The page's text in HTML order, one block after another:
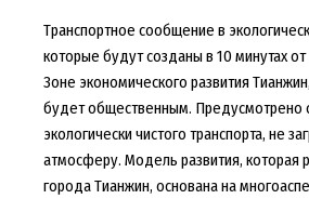
Транспортное сообщение в
которые будут созданы в 10 минутах от
Зоне экономического развития
будет общественным. Предусмотрено
экологически чистого транспорта, не
атмосферу. Модель развития, которая
города Тианжин, основана на